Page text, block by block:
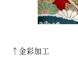
↑金彩加工